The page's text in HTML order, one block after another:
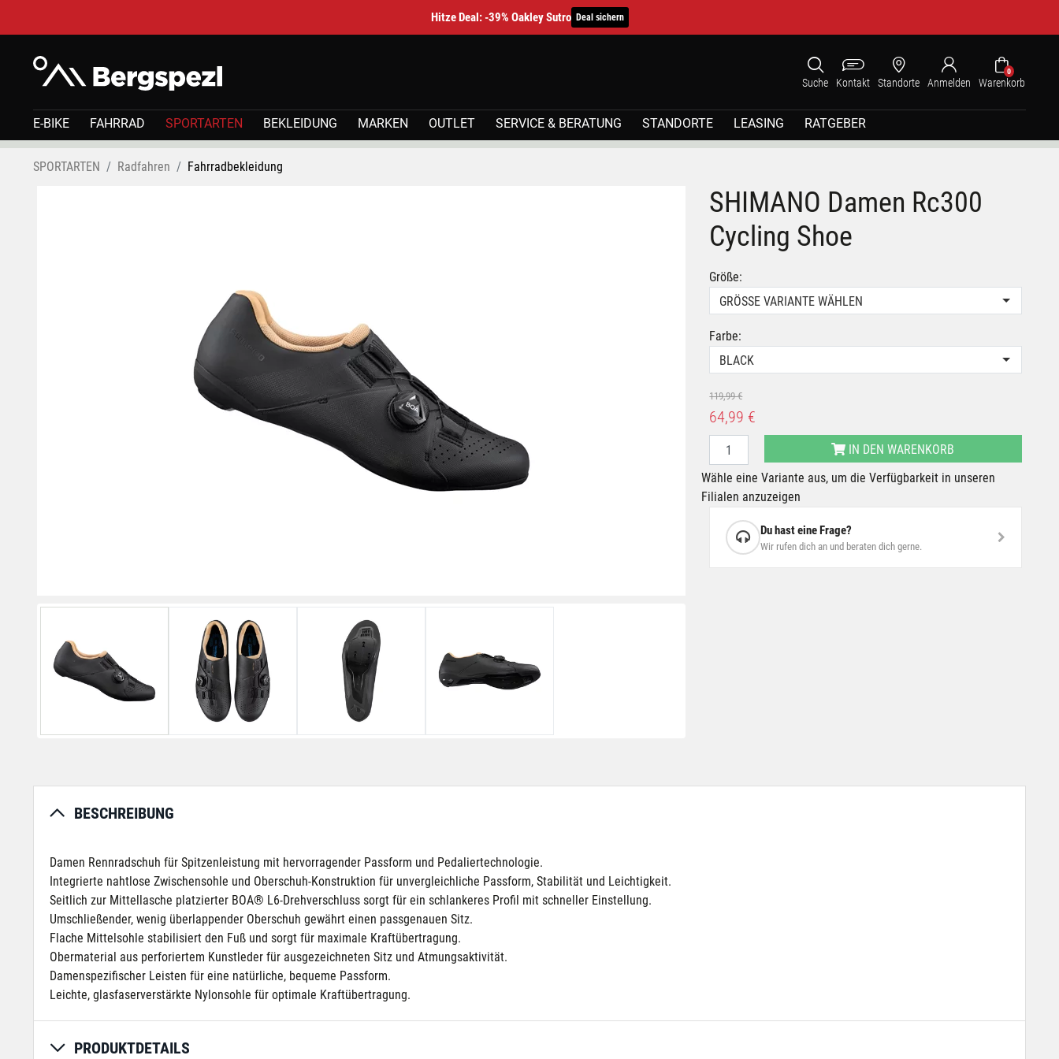
Hitze Deal: -39% Oakley Sutro Deal sichern
Suche Kontakt Standorte Anmelden
0
Warenkorb
E-BIKE FAHRRAD SPORTARTEN BEKLEIDUNG MARKEN OUTLET SERVICE & BERATUNG STANDORTE LEASING RATGEBER
SPORTARTEN Radfahren Fahrradbekleidung
SHIMANO Damen Rc300
Cycling Shoe
Größe:
GRÖSSE VARIANTE WÄHLEN
Farbe:
BLACK
119,99 €
64,99 €
IN DEN WARENKORB
Wähle eine Variante aus, um die Verfügbarkeit in unseren
Filialen anzuzeigen
Du hast eine Frage?
Wir rufen dich an und beraten dich gerne.
BESCHREIBUNG
Damen Rennradschuh für Spitzenleistung mit hervorragender Passform und Pedaliertechnologie.
Integrierte nahtlose Zwischensohle und Oberschuh-Konstruktion für unvergleichliche Passform, Stabilität und Leichtigkeit.
Seitlich zur Mittellasche platzierter BOA® L6-Drehverschluss sorgt für ein schlankeres Profil mit schneller Einstellung.
Umschließender, wenig überlappender Oberschuh gewährt einen passgenauen Sitz.
Flache Mittelsohle stabilisiert den Fuß und sorgt für maximale Kraftübertragung.
Obermaterial aus perforiertem Kunstleder für ausgezeichneten Sitz und Atmungsaktivität.
Damenspezifischer Leisten für eine natürliche, bequeme Passform.
Leichte, glasfaserverstärkte Nylonsohle für optimale Kraftübertragung.
PRODUKTDETAILS